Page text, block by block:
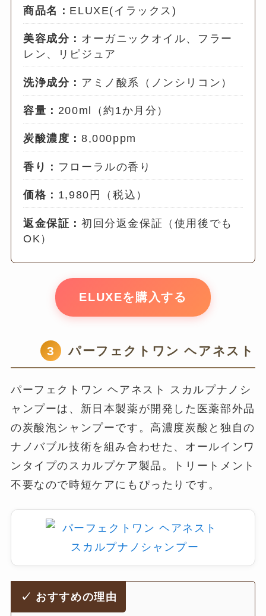
商品名： ELUXE(イラックス)
美容成分： オーガニックオイル、フラー
レン、リピジュア
洗浄成分： アミノ酸系（ノンシリコン）
容量： 200ml（約1か月分）
炭酸濃度： 8,000ppm
香り： フローラルの香り
価格： 1,980円（税込）
返金保証： 初回分返金保証（使用後でも
OK）
ELUXEを購入する
3 パーフェクトワン ヘアネスト
パーフェクトワン ヘアネスト スカルプナノシ
ャンプーは、新日本製薬が開発した医薬部外品
の炭酸泡シャンプーです。高濃度炭酸と独自の
ナノバブル技術を組み合わせた、オールインワ
ンタイプのスカルプケア製品。トリートメント
不要なので時短ケアにもぴったりです。
✓ おすすめの理由